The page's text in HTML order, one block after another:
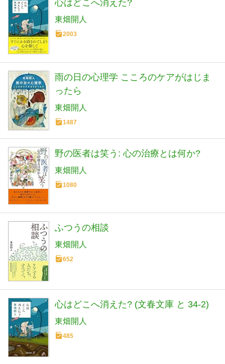
心はどこへ消えた?
東畑開人
2003
雨の日の心理学 こころのケアがはじま
ったら
東畑開人
1487
野の医者は笑う: 心の治療とは何か?
東畑開人
1080
ふつうの相談
東畑開人
652
心はどこへ消えた? (文春文庫 と 34-2)
東畑開人
485